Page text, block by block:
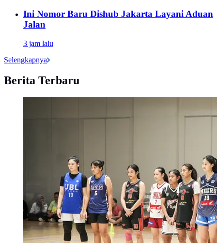
Ini Nomor Baru Dishub Jakarta Layani Aduan
Jalan
3 jam lalu
Selengkapnya
Berita Terbaru